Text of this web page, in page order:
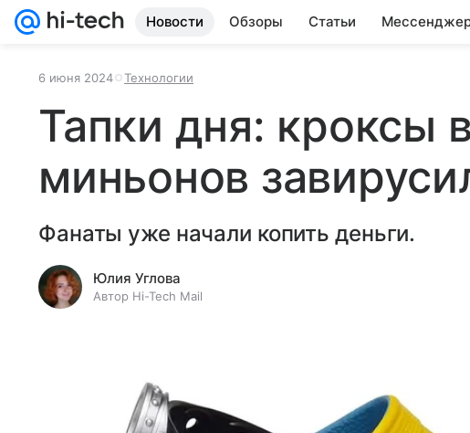
Новости Обзоры Статьи
6 июня 2024 Технологии
Тапки дня: кроксы
миньонов
Фанаты уже начали копить деньги.
Юлия Углова
Автор Hi-Tech Mail